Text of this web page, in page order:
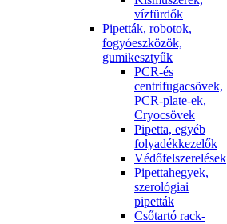
vízfürdők
Pipetták, robotok,
fogyóeszközök,
gumikesztyűk
PCR-és
centrifugacsövek,
PCR-plate-ek,
Cryocsövek
Pipetta, egyéb
folyadékkezelők
Védőfelszerelések
Pipettahegyek,
szerológiai
pipetták
Csőtartó rack-